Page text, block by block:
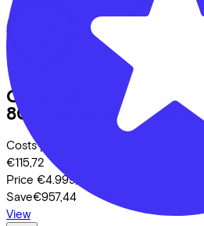
Cube
STEREO HYBRID
800 GLINTSAND/BLACK
Costs per month from
€115,72
Price €4.999,00
Save€957,44
View